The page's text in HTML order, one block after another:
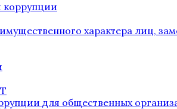
коррупции
имущественного характера лиц,
для общественных